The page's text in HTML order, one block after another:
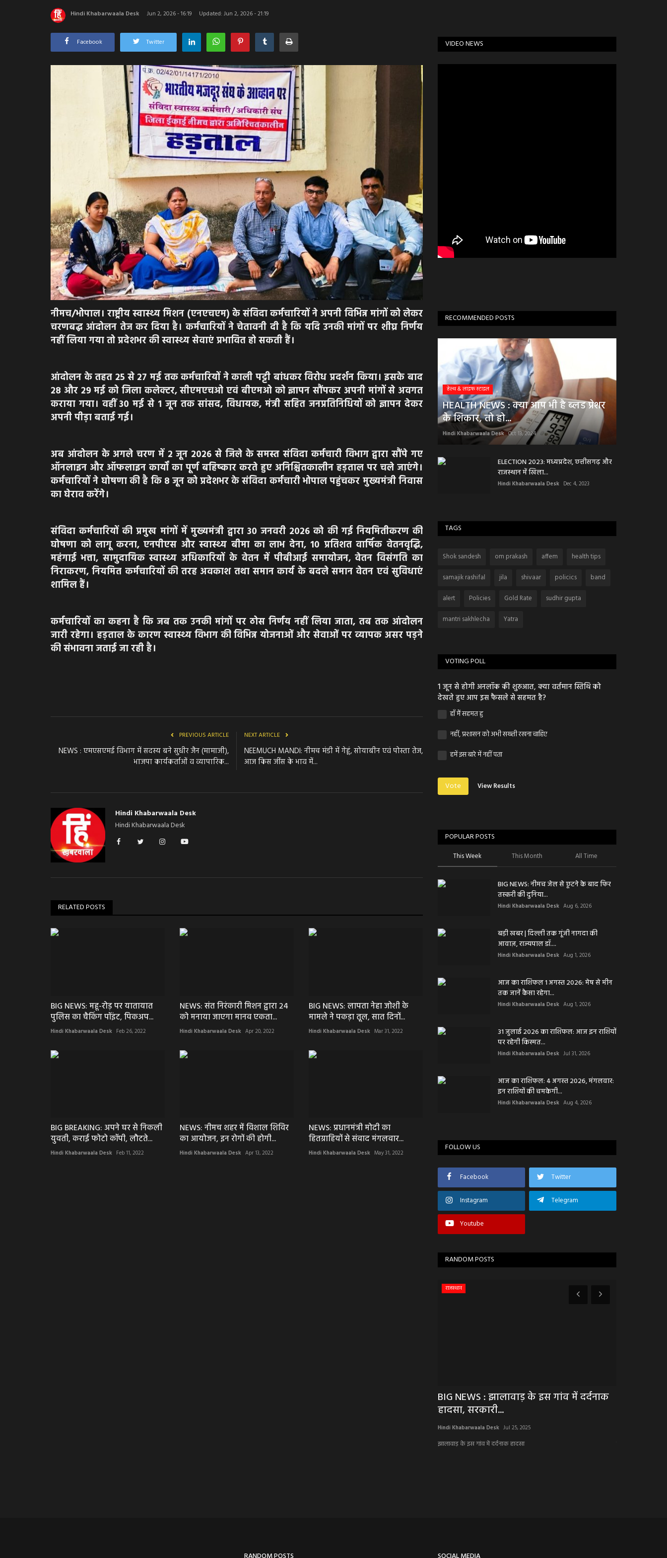
Hindi Khabarwaala Desk Jun 2, 2026 - 16:19 Updated: Jun 2, 2026 - 21:19
Facebook Twitter
नीमच/भोपाल। राष्ट्रीय स्वास्थ्य मिशन (एनएचएम) के संविदा कर्मचारियों ने अपनी विभिन्न मांगों को लेकर
चरणबद्ध आंदोलन तेज कर दिया है। कर्मचारियों ने चेतावनी दी है कि यदि उनकी मांगों पर शीघ्र निर्णय
नहीं लिया गया तो प्रदेशभर की स्वास्थ्य सेवाएं प्रभावित हो सकती हैं।
आंदोलन के तहत 25 से 27 मई तक कर्मचारियों ने काली पट्टी बांधकर विरोध प्रदर्शन किया। इसके बाद
28 और 29 मई को जिला कलेक्टर, सीएमएचओ एवं बीएमओ को ज्ञापन सौंपकर अपनी मांगों से अवगत
कराया गया। वहीं 30 मई से 1 जून तक सांसद, विधायक, मंत्री सहित जनप्रतिनिधियों को ज्ञापन देकर
अपनी पीड़ा बताई गई।
अब आंदोलन के अगले चरण में 2 जून 2026 से जिले के समस्त संविदा कर्मचारी विभाग द्वारा सौंपे गए
ऑनलाइन और ऑफलाइन कार्यों का पूर्ण बहिष्कार करते हुए अनिश्चितकालीन हड़ताल पर चले जाएंगे।
कर्मचारियों ने घोषणा की है कि 8 जून को प्रदेशभर के संविदा कर्मचारी भोपाल पहुंचकर मुख्यमंत्री निवास
का घेराव करेंगे।
संविदा कर्मचारियों की प्रमुख मांगों में मुख्यमंत्री द्वारा 30 जनवरी 2026 को की गई नियमितीकरण की
घोषणा को लागू करना, एनपीएस और स्वास्थ्य बीमा का लाभ देना, 10 प्रतिशत वार्षिक वेतनवृद्धि,
महंगाई भत्ता, सामुदायिक स्वास्थ्य अधिकारियों के वेतन में पीबीआई समायोजन, वेतन विसंगति का
निराकरण, नियमित कर्मचारियों की तरह अवकाश तथा समान कार्य के बदले समान वेतन एवं सुविधाएं
शामिल हैं।
कर्मचारियों का कहना है कि जब तक उनकी मांगों पर ठोस निर्णय नहीं लिया जाता, तब तक आंदोलन
जारी रहेगा। हड़ताल के कारण स्वास्थ्य विभाग की विभिन्न योजनाओं और सेवाओं पर व्यापक असर पड़ने
की संभावना जताई जा रही है।
PREVIOUS ARTICLE
NEWS : एमएसएमई विभाग में सदस्य बने सुधीर जैन (मामाजी),
भाजपा कार्यकर्ताओं व व्यापारिक...
NEXT ARTICLE
NEEMUCH MANDI: नीमच मंडी में गेहूं, सोयाबीन एवं पोस्ता तेज,
आज किस जींस के भाव में...
Hindi Khabarwaala Desk
Hindi Khabarwaala Desk
RELATED POSTS
BIG NEWS: महू-रोड़ पर यातायात
पुलिस का चैकिंग पॉइंट, पिकअप...
Hindi Khabarwaala Desk Feb 26, 2022
NEWS: संत निरंकारी मिशन द्वारा 24
को मनाया जाएगा मानव एकता...
Hindi Khabarwaala Desk Apr 20, 2022
BIG NEWS: लापता नेहा जोशी के
मामले ने पकड़ा तूल, सात दिनों...
Hindi Khabarwaala Desk Mar 31, 2022
BIG BREAKING: अपने घर से निकली
युवती, कराई फोटो कॉपी, लौटते...
Hindi Khabarwaala Desk Feb 11, 2022
NEWS: नीमच शहर में विशाल शिविर
का आयोजन, इन रोगों की होगी...
Hindi Khabarwaala Desk Apr 13, 2022
NEWS: प्रधानमंत्री मोदी का
हितग्राहियों से संवाद मंगलवार...
Hindi Khabarwaala Desk May 31, 2022
VIDEO NEWS
RECOMMENDED POSTS
हेल्थ & लाइफ स्टाइल
HEALTH NEWS : क्या आप भी है ब्लड प्रेशर
के शिकार, तो हो...
Hindi Khabarwaala Desk Oct 13, 2024
ELECTION 2023: मध्यप्रदेश, छत्तीसगढ़ और
राजस्थान में खिला...
Hindi Khabarwaala Desk Dec 4, 2023
TAGS
Shok sandesh om prakash affem
health tips
samajik rashifal
jila shivaar policics
band
alert
Policies Gold Rate
sudhir gupta
mantri sakhlecha
Yatra
VOTING POLL
1 जून से होगी अनलॉक की शुरुआत, क्या वर्तमान स्तिथि को
देखते हुए आप इस फैसले से सहमत है?
हाँ मैं सहमत हु
नहीं, प्रशासन को अभी सख्ती रखना चाहिए
हमें इस बारे में नहीं पता
Vote View Results
POPULAR POSTS
This Week This Month All Time
BIG NEWS: नीमच जेल से छूटने के बाद फिर
तस्करी की दुनिया...
Hindi Khabarwaala Desk Aug 6, 2026
बड़ी खबर | दिल्ली तक गूंजी नागदा की
आवाज़, राज्यपाल डॉ....
Hindi Khabarwaala Desk Aug 1, 2026
आज का राशिफल 1 अगस्त 2026: मेष से मीन
तक जानें कैसा रहेगा...
Hindi Khabarwaala Desk Aug 1, 2026
31 जुलाई 2026 का राशिफल: आज इन राशियों
पर रहेगी किस्मत...
Hindi Khabarwaala Desk Jul 31, 2026
आज का राशिफल: 4 अगस्त 2026, मंगलवार:
इन राशियों की चमकेगी...
Hindi Khabarwaala Desk Aug 4, 2026
FOLLOW US
Facebook Twitter
Instagram Telegram
Youtube
RANDOM POSTS
राजस्थान
BIG NEWS : झालावाड़ के इस गांव में दर्दनाक
हादसा, सरकारी...
Hindi Khabarwaala Desk Jul 25, 2025
झालावाड़ के इस गांव में दर्दनाक हादसा